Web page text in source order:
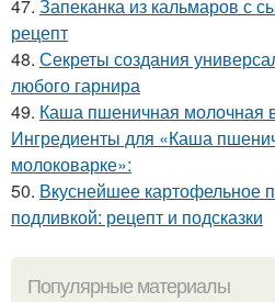
47. Запеканка из кальмаров с
рецепт
48. Секреты создания
любого гарнира
49. Каша пшеничная молочная
Ингредиенты для «Каша
молоковарке»:
50. Вкуснейшее картофельное
подливкой: рецепт и подсказки
Популярные материалы